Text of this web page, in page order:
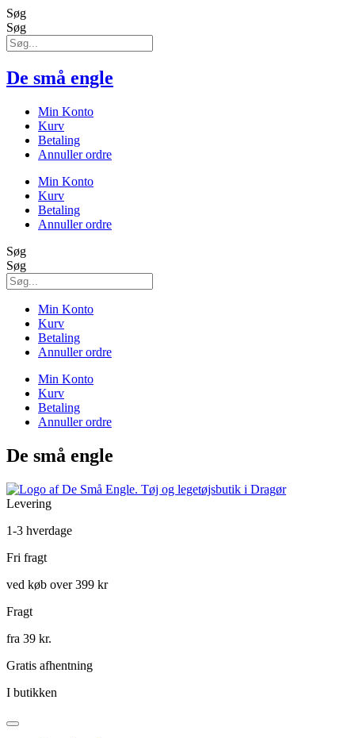
Søg
Søg
De små engle
Min Konto
Kurv
Betaling
Annuller ordre
Min Konto
Kurv
Betaling
Annuller ordre
Søg
Søg
Min Konto
Kurv
Betaling
Annuller ordre
Min Konto
Kurv
Betaling
Annuller ordre
De små engle
Levering
1-3 hverdage
Fri fragt
ved køb over 399 kr
Fragt
fra 39 kr.
Gratis afhentning
I butikken